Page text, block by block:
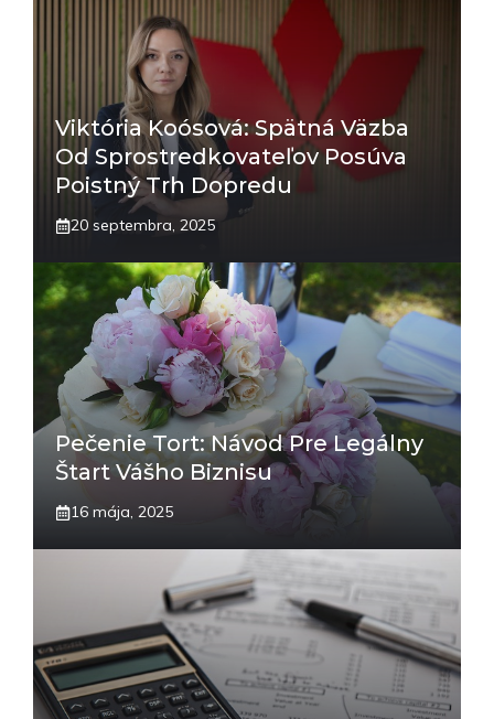
Viktória Koósová: Spätná Väzba
Od Sprostredkovateľov Posúva
Poistný Trh Dopredu
20 septembra, 2025
Pečenie Tort: Návod Pre Legálny
Štart Vášho Biznisu
16 mája, 2025